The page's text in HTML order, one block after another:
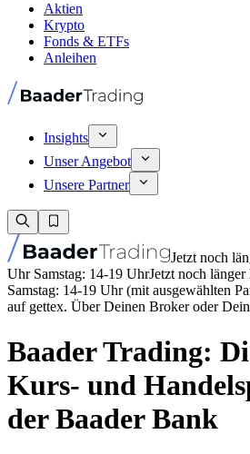
Aktien
Krypto
Fonds & ETFs
Anleihen
Insights
Unser Angebot
Unsere Partner
Jetzt noch
Uhr Samstag: 14-19 UhrJetzt noch
Samstag: 14-19 Uhr (mit ausgewählten
auf gettex. Über Deinen Broker oder
Baader Trading:
Kurs- und
der Baader Bank